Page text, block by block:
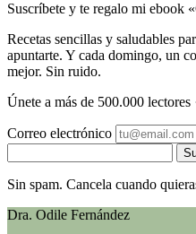
Suscríbete y te regalo mi ebook
Recetas sencillas y saludables
apuntarte. Y cada domingo, un
mejor. Sin ruido.
Únete a más de 500.000 lectores
Correo electrónico
Sin spam. Cancela cuando
Dra. Odile Fernández